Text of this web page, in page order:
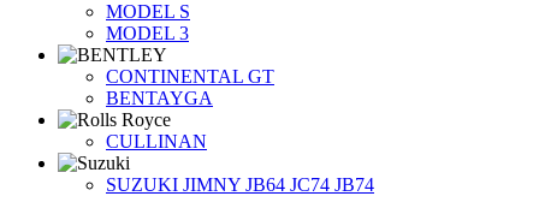
MODEL S
MODEL 3
CONTINENTAL GT
BENTAYGA
CULLINAN
SUZUKI JIMNY JB64 JC74 JB74